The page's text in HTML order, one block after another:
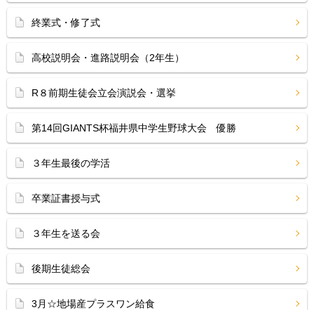
終業式・修了式
高校説明会・進路説明会（2年生）
R８前期生徒会立会演説会・選挙
第14回GIANTS杯福井県中学生野球大会 優勝
３年生最後の学活
卒業証書授与式
３年生を送る会
後期生徒総会
3月☆地場産プラスワン給食